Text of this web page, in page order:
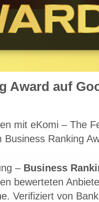
Award auf
mit eKomi – The
Business Ranking
– Business
bewerteten
Verifiziert von